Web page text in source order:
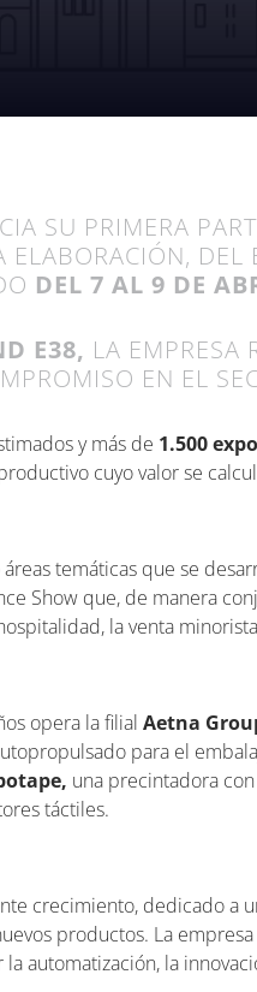
SU PRIMERA
ELABORACIÓN,
DEL 7 AL 9 DE
E38, LA EMPRESA
EN EL
y más de 1.500
cuyo valor se
temáticas que se
Show que, de manera
la venta
opera la filial Aetna
para el
una precintadora
táctiles.
crecimiento, dedicado a
productos. La
automatización, la